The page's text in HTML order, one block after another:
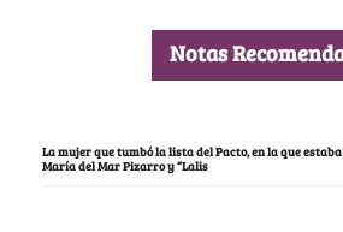
Notas
La mujer que tumbó la lista del Pacto, en la que
María del Mar Pizarro y “Lalis